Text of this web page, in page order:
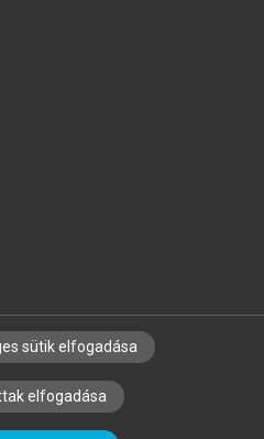
KÖNYVTÁROSOKNAK
ALAPELVEK
sütik elfogadása
elfogadása